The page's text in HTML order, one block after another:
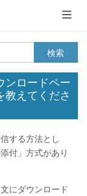
メ
ニ
ュ
ー
検索
ンロードペー
教えてくださ
する方法とし
付」方式があり
にダウンロード